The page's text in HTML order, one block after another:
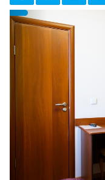
{clt_left} 2 Количество
Предыдущий